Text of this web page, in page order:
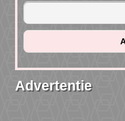
Advertentie